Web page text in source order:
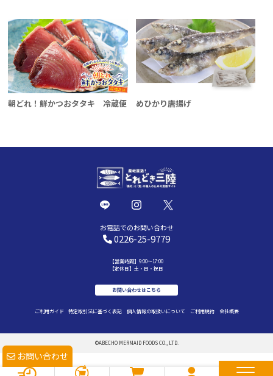
朝どれ！鮮かつおタタキ 冷蔵便 めひかり唐揚げ
お問い合わせ
お電話でのお問い合わせ
0226-25-9779
【営業時間】9:00～17:00
【定休日】土・日・祝日
お問い合わせはこちら
ご利用ガイド 特定取引法に基づく表記 個人情報の取扱いについて ご利用規約 会社概要
©ABECHO MERMAID FOODS CO., LTD.